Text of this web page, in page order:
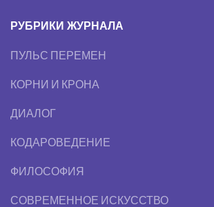
РУБРИКИ ЖУРНАЛА
ПУЛЬС ПЕРЕМЕН
КОРНИ И КРОНА
ДИАЛОГ
КОДАРОВЕДЕНИЕ
ФИЛОСОФИЯ
СОВРЕМЕННОЕ ИСКУССТВО